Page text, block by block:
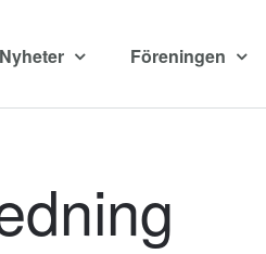
Nyheter Föreningen